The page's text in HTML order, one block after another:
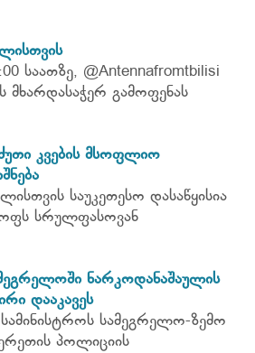
საათზე, @Antennafromtbilisi
მხარდასაჭერ გამოფენას
კვების მსოფლიო
საუკეთესო დასაწყისია
სრულფასოვან
ნარკოდანაშაულის
დააკავეს
სამინისტროს სამეგრელო-ზემო
პოლიციის